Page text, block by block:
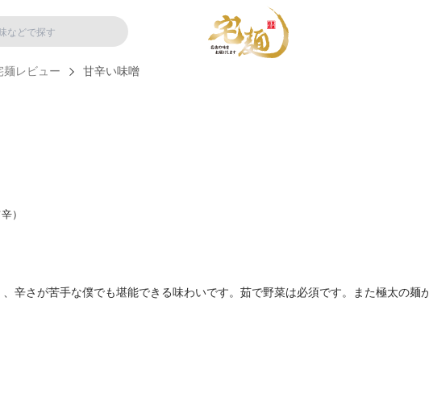
麺レビュー 甘辛い味噌
）
辛さが苦手な僕でも堪能できる味わいです。茹で野菜は必須です。また極太の